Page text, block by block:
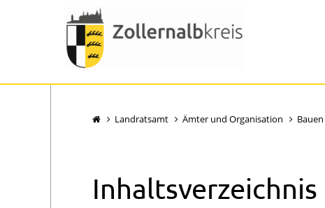
Landratsamt Ämter und Organisation
Inhaltsverzeichnis